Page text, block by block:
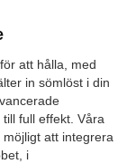
att hålla, med
in sömlöst i din
full effekt. Våra
att integrera
i